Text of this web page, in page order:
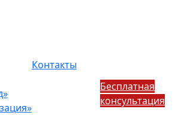
Контакты
Бесплатная
консультация